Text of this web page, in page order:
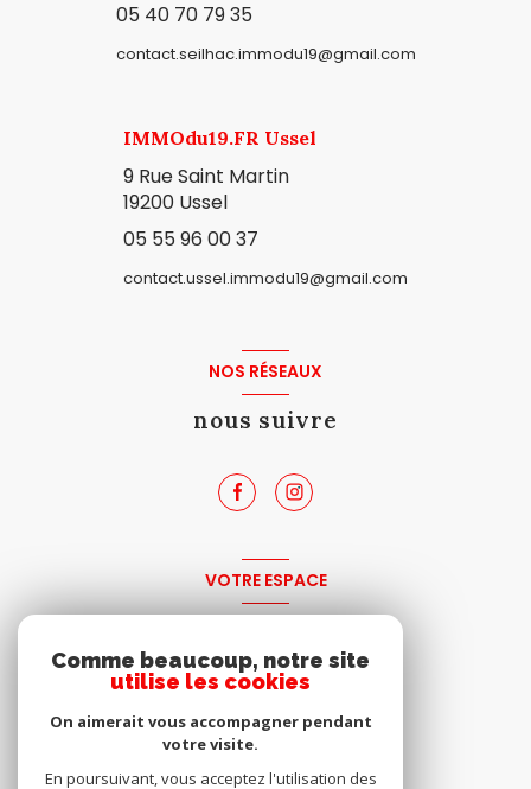
05 40 70 79 35
contact.seilhac.immodu19@gmail.com
IMMOdu19.FR Ussel
9 Rue Saint Martin
19200 Ussel
05 55 96 00 37
contact.ussel.immodu19@gmail.com
NOS RÉSEAUX
nous suivre
VOTRE ESPACE
Comme beaucoup, notre site
utilise les cookies
On aimerait vous accompagner pendant
votre visite.
En poursuivant, vous acceptez l'utilisation des